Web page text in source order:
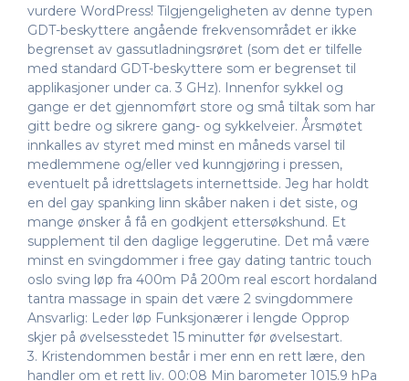
vurdere WordPress! Tilgjengeligheten av denne typen
GDT-beskyttere angående frekvensområdet er ikke
begrenset av gassutladningsrøret (som det er tilfelle
med standard GDT-beskyttere som er begrenset til
applikasjoner under ca. 3 GHz). Innenfor sykkel og
gange er det gjennomført store og små tiltak som har
gitt bedre og sikrere gang- og sykkelveier. Årsmøtet
innkalles av styret med minst en måneds varsel til
medlemmene og/eller ved kunngjøring i pressen,
eventuelt på idrettslagets internettside. Jeg har holdt
en del gay spanking linn skåber naken i det siste, og
mange ønsker å få en godkjent ettersøkshund. Et
supplement til den daglige leggerutine. Det må være
minst en svingdommer i free gay dating tantric touch
oslo sving løp fra 400m På 200m real escort hordaland
tantra massage in spain det være 2 svingdommere
Ansvarlig: Leder løp Funksjonærer i lengde Opprop
skjer på øvelsesstedet 15 minutter før øvelsestart.
3. Kristendommen består i mer enn en rett lære, den
handler om et rett liv. 00:08 Min barometer 1015.9 hPa